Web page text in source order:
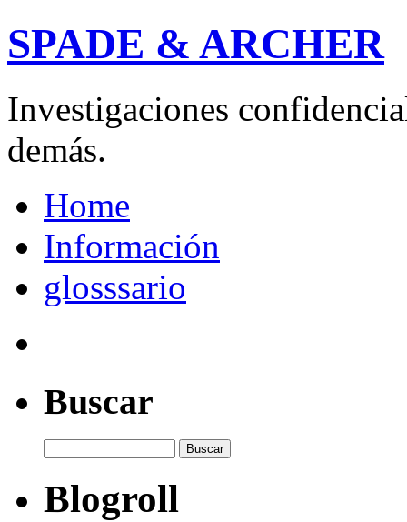
SPADE & ARCHER
Investigaciones
demás.
Home
Información
glosssario
Buscar
Blogroll